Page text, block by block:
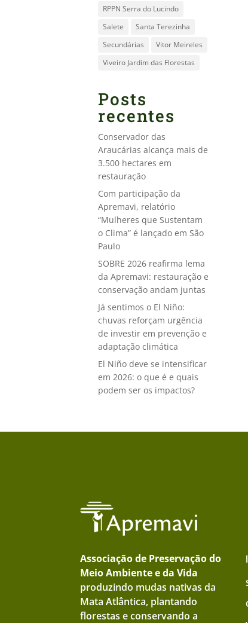
RPPN Serra do Lucindo
Salete
Santa Terezinha
Secundárias
Vitor Meireles
Viveiro Jardim das Florestas
Posts
recentes
Conservador das
Araucárias alcança mais de
3.500 hectares em
restauração
Com participação da
Apremavi, relatório
“Mulheres que Sustentam
o Clima” é lançado em São
Paulo
SOBRE 2026 reafirma lema
da Apremavi: restauração e
conservação andam juntas
Já sentimos o El Niño:
chuvas reforçam urgência
de investir em prevenção e
adaptação climática
El Niño deve se intensificar
em 2026: o que é e quais
podem ser os impactos?
Associação de Preservação do
Meio Ambiente e da Vida
produzindo mudas nativas da
Mata Atlântica, plantando
florestas e conservando a